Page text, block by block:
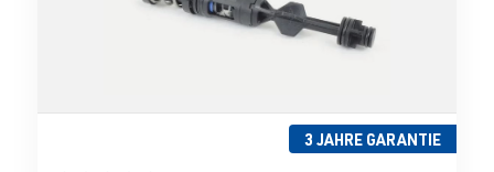
3 JAHRE GARANTIE